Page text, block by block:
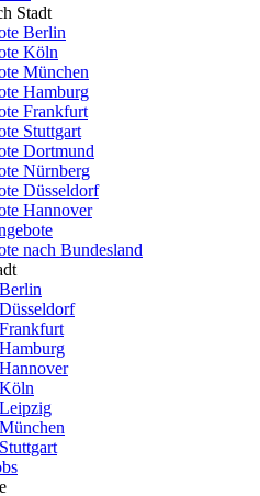
Stadt
Berlin
Köln
München
Hamburg
Frankfurt
Stuttgart
Dortmund
Nürnberg
Düsseldorf
Hannover
nach Bundesland